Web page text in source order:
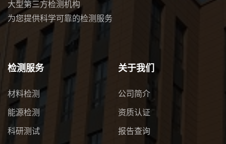
大型第三方检测机构
为您提供科学可靠的检测服务
检测服务
材料检测
能源检测
科研测试
关于我们
公司简介
资质认证
报告查询